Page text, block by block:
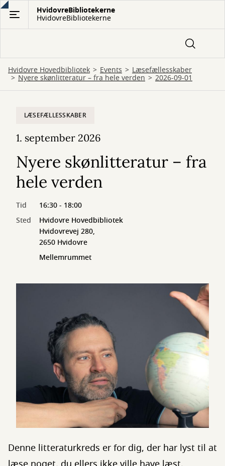
Gå
hovedindhold
HvidovreBibliotekerne
HvidovreBibliotekerne
Hvidovre Hovedbibliotek Events Læsefællesskaber
Nyere skønlitteratur – fra hele verden 2026-09-01
LÆSEFÆLLESSKABER
1. september 2026
Nyere skønlitteratur – fra
hele verden
Tid
16:30 - 18:00
Sted
Hvidovre Hovedbibliotek
Hvidovrevej 280,
2650 Hvidovre
Mellemrummet
Denne litteraturkreds er for dig, der har lyst til at